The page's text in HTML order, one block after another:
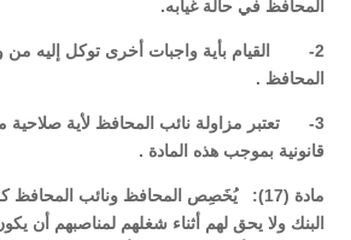
المحافظ في حالة غيابه.
2- القيام بأية واجبات أخرى توكل إليه
المحافظ .
3- تعتبر مزاولة نائب المحافظ لأية
قانونية بموجب هذه المادة .
مادة (17): يُخَصِص المحافظ ونائب
البنك ولا يحق لهم أثناء شغلهم لمناصبهم أن